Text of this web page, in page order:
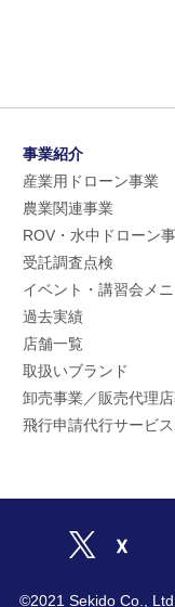
事業紹介
産業用ドローン事業
農業関連事業
ROV・水中ドローン
受託調査点検
イベント・講習会メ
過去実績
店舗一覧
取扱いブランド
卸売事業／販売代理
飛行申請代行サービス
©2021 Sekido Co.,